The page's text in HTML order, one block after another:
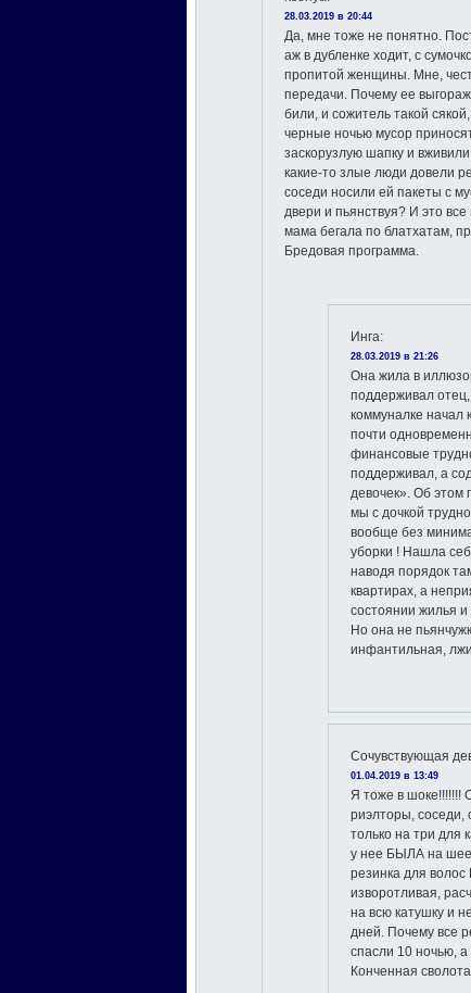
28.03.2019 в 20:44
Да, мне тоже не понятно.
аж в дубленке ходит, с
пропитой женщины. Мне,
передачи. Почему ее
били, и сожитель такой
черные ночью мусор
заскорузлую шапку и
какие-то злые люди довели
соседи носили ей пакеты с
двери и пьянствуя? И это
мама бегала по блатхатам,
Бредовая программа.
Инга:
28.03.2019 в 21:26
Она жила в
поддерживал
коммуналке начал
почти
финансовые
поддерживал, а
девочек». Об этом
мы с дочкой
вообще без
уборки ! Нашла
наводя порядок
квартирах, а
состоянии жилья
Но она не
инфантильная,
Сочувствующая
01.04.2019 в 13:49
Я тоже в шоке!!!!!!!
риэлторы, соседи,
только на три для
у нее БЫЛА на
резинка для
изворотливая,
на всю катушку и
дней. Почему все
спасли 10 ночью, а
Конченная